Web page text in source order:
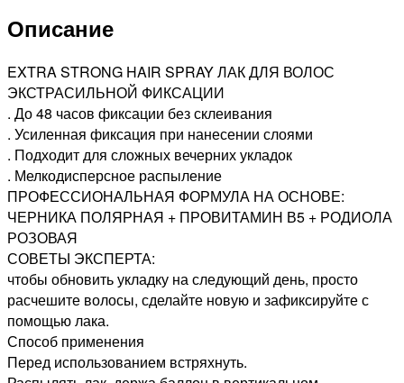
Описание
EXTRA STRONG HAIR SPRAY ЛАК ДЛЯ ВОЛОС
ЭКСТРАСИЛЬНОЙ ФИКСАЦИИ
. До 48 часов фиксации без склеивания
. Усиленная фиксация при нанесении слоями
. Подходит для сложных вечерних укладок
. Мелкодисперсное распыление
ПРОФЕССИОНАЛЬНАЯ ФОРМУЛА НА ОСНОВЕ:
ЧЕРНИКА ПОЛЯРНАЯ + ПРОВИТАМИН В5 + РОДИОЛА
РОЗОВАЯ
СОВЕТЫ ЭКСПЕРТА:
чтобы обновить укладку на следующий день, просто
расчешите волосы, сделайте новую и зафиксируйте с
помощью лака.
Способ применения
Перед использованием встряхнуть.